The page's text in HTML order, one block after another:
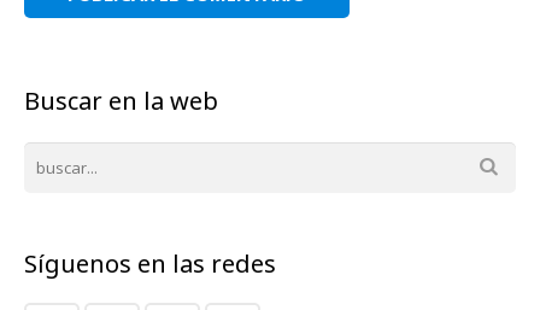
Buscar en la web
Síguenos en las redes